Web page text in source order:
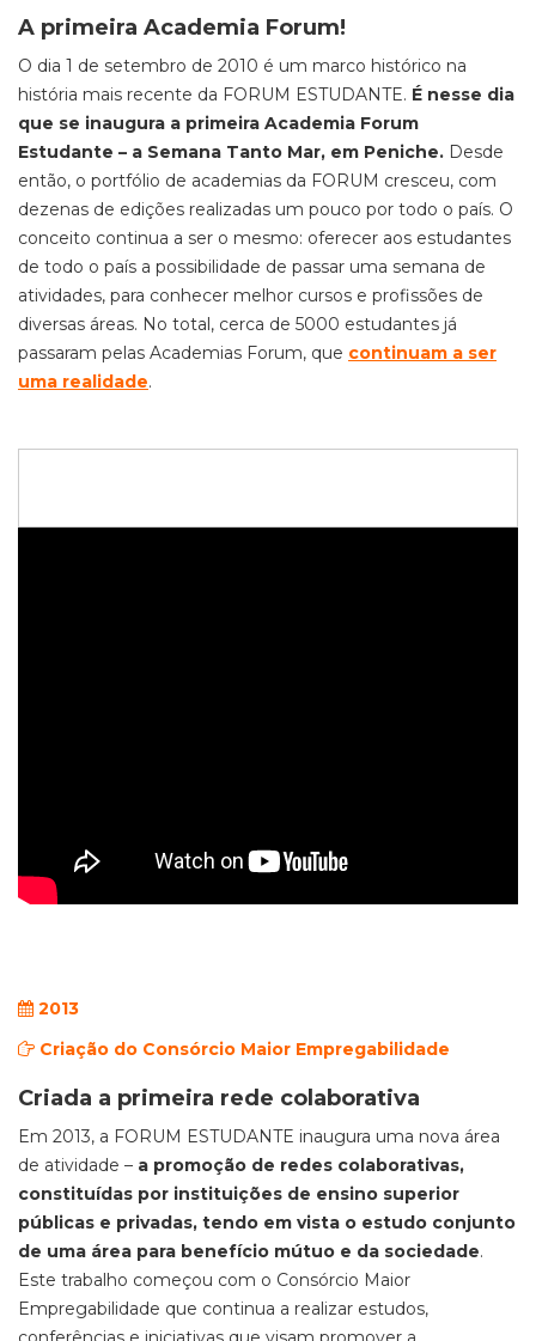
A primeira Academia Forum!
O dia 1 de setembro de 2010 é um marco histórico na
história mais recente da FORUM ESTUDANTE. É nesse dia
que se inaugura a primeira Academia Forum
Estudante – a Semana Tanto Mar, em Peniche. Desde
então, o portfólio de academias da FORUM cresceu, com
dezenas de edições realizadas um pouco por todo o país. O
conceito continua a ser o mesmo: oferecer aos estudantes
de todo o país a possibilidade de passar uma semana de
atividades, para conhecer melhor cursos e profissões de
diversas áreas. No total, cerca de 5000 estudantes já
passaram pelas Academias Forum, que continuam a ser
uma realidade.
2013
Criação do Consórcio Maior Empregabilidade
Criada a primeira rede colaborativa
Em 2013, a FORUM ESTUDANTE inaugura uma nova área
de atividade – a promoção de redes colaborativas,
constituídas por instituições de ensino superior
públicas e privadas, tendo em vista o estudo conjunto
de uma área para benefício mútuo e da sociedade.
Este trabalho começou com o Consórcio Maior
Empregabilidade que continua a realizar estudos,